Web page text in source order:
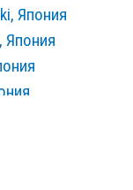
Япония
Япония